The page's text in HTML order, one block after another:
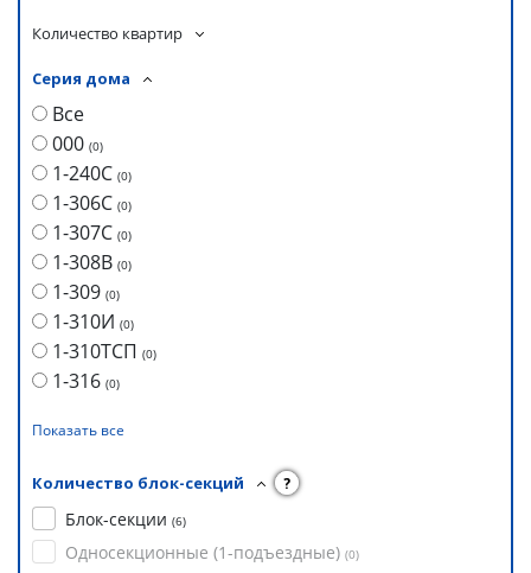
Количество квартир
Серия дома
Все
000 (0)
1-240С (0)
1-306С (0)
1-307С (0)
1-308В (0)
1-309 (0)
1-310И (0)
1-310ТСП (0)
1-316 (0)
Показать все
Количество блок-секций ?
Блок-секции (6)
Односекционные (1-подъездные) (0)